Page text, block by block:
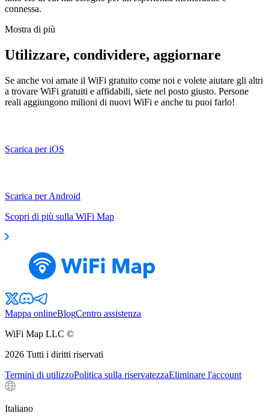
connessa.
Mostra di più
Utilizzare, condividere, aggiornare
Se anche voi amate il WiFi gratuito come noi e volete aiutare gli altri
a trovare WiFi gratuiti e affidabili, siete nel posto giusto. Persone
reali aggiungono milioni di nuovi WiFi e anche tu puoi farlo!
Scarica per iOS
Scarica per Android
Scopri di più sulla WiFi Map
Mappa onlineBlogCentro assistenza
WiFi Map LLC ©
2026 Tutti i diritti riservati
Termini di utilizzoPolitica sulla riservatezzaEliminare l'account
Italiano